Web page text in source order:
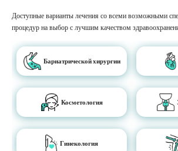
Доступные варианты лечения со всеми возможными
процедур на выбор с лучшим качеством
Бариатрической хирургии
Косметология
Гинекология